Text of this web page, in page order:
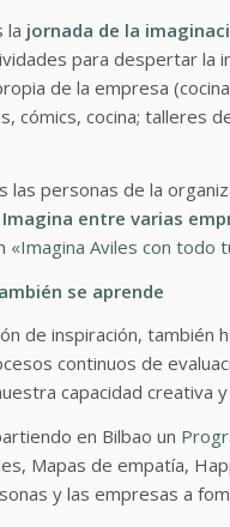
la jornada de la
para despertar la
de la empresa
cómics, cocina; talleres
las personas de la
entre varias
«Imagina Aviles con todo
se aprende
de inspiración,
continuos de
capacidad creativa
en Bilbao un
Mapas de empatía,
y las empresas a